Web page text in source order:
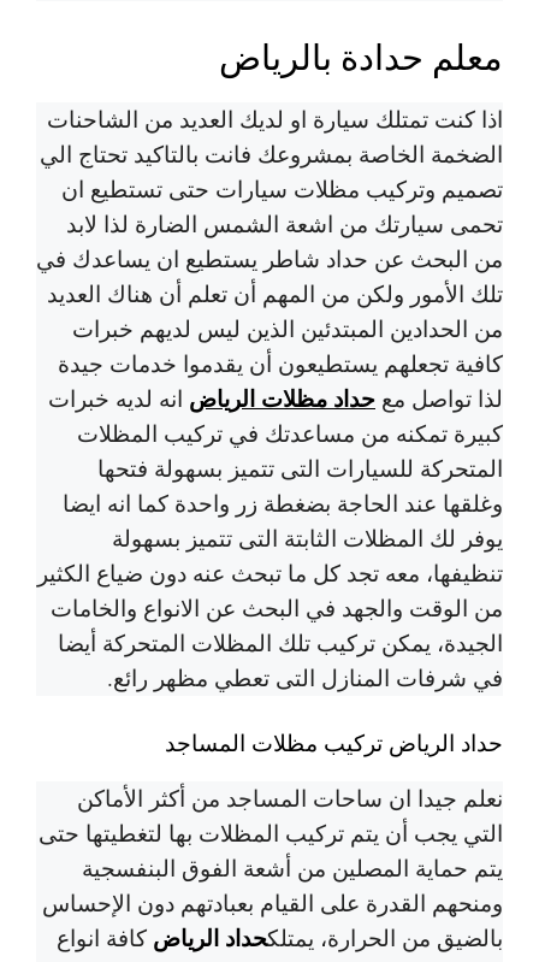
معلم حدادة بالرياض
اذا كنت تمتلك سيارة او لديك العديد من الشاحنات
الضخمة الخاصة بمشروعك فانت بالتاكيد تحتاج الي
تصميم وتركيب مظلات سيارات حتى تستطيع ان
تحمى سيارتك من اشعة الشمس الضارة لذا لابد
من البحث عن حداد شاطر يستطيع ان يساعدك في
تلك الأمور ولكن من المهم أن تعلم أن هناك العديد
من الحدادين المبتدئين الذين ليس لديهم خبرات
كافية تجعلهم يستطيعون أن يقدموا خدمات جيدة
لذا تواصل مع حداد مظلات الرياض انه لديه خبرات
كبيرة تمكنه من مساعدتك في تركيب المظلات
المتحركة للسيارات التى تتميز بسهولة فتحها
وغلقها عند الحاجة بضغطة زر واحدة كما انه ايضا
يوفر لك المظلات الثابتة التى تتميز بسهولة
تنظيفها، معه تجد كل ما تبحث عنه دون ضياع الكثير
من الوقت والجهد في البحث عن الانواع والخامات
الجيدة، يمكن تركيب تلك المظلات المتحركة أيضا
في شرفات المنازل التى تعطي مظهر رائع.
حداد الرياض تركيب مظلات المساجد
نعلم جيدا ان ساحات المساجد من أكثر الأماكن
التي يجب أن يتم تركيب المظلات بها لتغطيتها حتى
يتم حماية المصلين من أشعة الفوق البنفسجية
ومنحهم القدرة على القيام بعبادتهم دون الإحساس
بالضيق من الحرارة، يمتلكحداد الرياض كافة انواع